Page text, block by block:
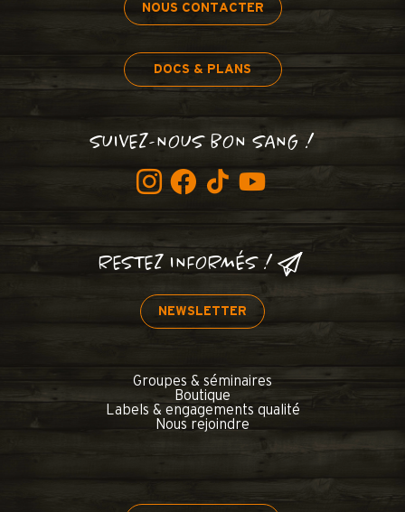
NOUS CONTACTER
DOCS & PLANS
SUIVEZ-NOUS BON SANG !
RESTEZ INFORMÉS !
NEWSLETTER
Groupes & séminaires
Boutique
Labels & engagements qualité
Nous rejoindre